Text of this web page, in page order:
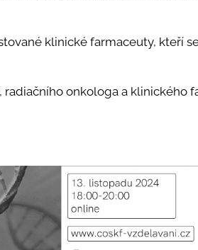
klinické farmaceuty, kteří
onkologa a klinického